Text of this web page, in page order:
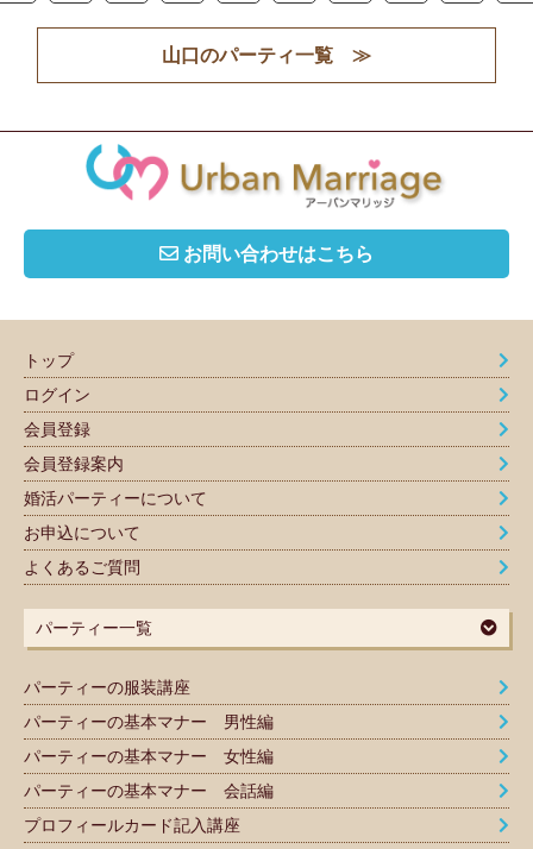
山口のパーティ一覧 ≫
お問い合わせはこちら
トップ
ログイン
会員登録
会員登録案内
婚活パーティーについて
お申込について
よくあるご質問
パーティー一覧
パーティーの服装講座
パーティーの基本マナー 男性編
パーティーの基本マナー 女性編
パーティーの基本マナー 会話編
プロフィールカード記入講座